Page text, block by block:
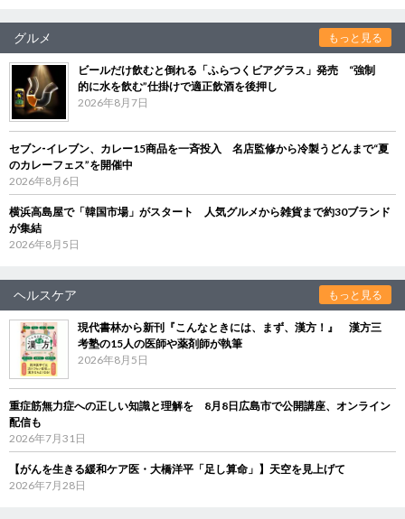
グルメ もっと見る
ビールだけ飲むと倒れる「ふらつくビアグラス」発売 “強制
的に水を飲む”仕掛けで適正飲酒を後押し
2026年8月7日
セブン‐イレブン、カレー15商品を一斉投入 名店監修から冷製うどんまで“夏
のカレーフェス”を開催中
2026年8月6日
横浜高島屋で「韓国市場」がスタート 人気グルメから雑貨まで約30ブランド
が集結
2026年8月5日
ヘルスケア もっと見る
現代書林から新刊『こんなときには、まず、漢方！』 漢方三
考塾の15人の医師や薬剤師が執筆
2026年8月5日
重症筋無力症への正しい知識と理解を 8月8日広島市で公開講座、オンライン
配信も
2026年7月31日
【がんを生きる緩和ケア医・大橋洋平「足し算命」】天空を見上げて
2026年7月28日